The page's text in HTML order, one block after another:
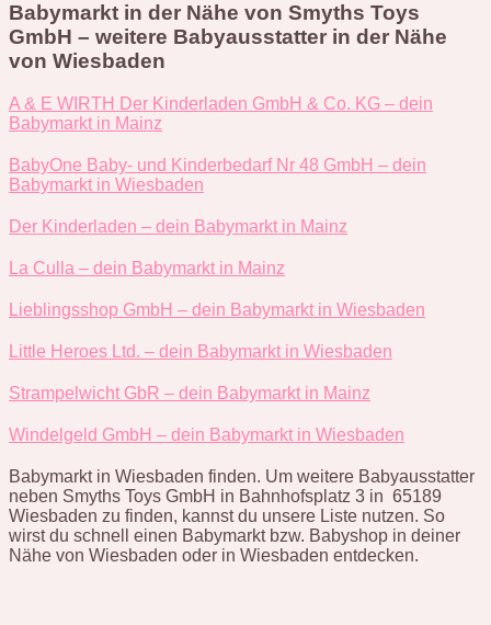
Babymarkt in der Nähe von Smyths Toys
GmbH – weitere Babyausstatter in der Nähe
von Wiesbaden
A & E WIRTH Der Kinderladen GmbH & Co. KG – dein
Babymarkt in Mainz
BabyOne Baby- und Kinderbedarf Nr 48 GmbH – dein
Babymarkt in Wiesbaden
Der Kinderladen – dein Babymarkt in Mainz
La Culla – dein Babymarkt in Mainz
Lieblingsshop GmbH – dein Babymarkt in Wiesbaden
Little Heroes Ltd. – dein Babymarkt in Wiesbaden
Strampelwicht GbR – dein Babymarkt in Mainz
Windelgeld GmbH – dein Babymarkt in Wiesbaden
Babymarkt in Wiesbaden finden. Um weitere Babyausstatter
neben Smyths Toys GmbH in Bahnhofsplatz 3 in 65189
Wiesbaden zu finden, kannst du unsere Liste nutzen. So
wirst du schnell einen Babymarkt bzw. Babyshop in deiner
Nähe von Wiesbaden oder in Wiesbaden entdecken.